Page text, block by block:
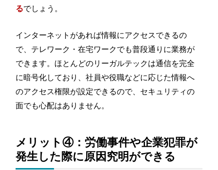
るでしょう。
インターネットがあれば情報にアクセスできるの
で、テレワーク・在宅ワークでも普段通りに業務が
できます。ほとんどのリーガルテックは通信を完全
に暗号化しており、社員や役職などに応じた情報へ
のアクセス権限が設定できるので、セキュリティの
面でも心配はありません。
メリット④：労働事件や企業犯罪が
発生した際に原因究明ができる